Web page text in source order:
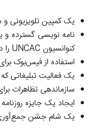
یک کمپین تلویزیونی
نامه نویسی گسترده و
کنوانسیون UNCAC را در دستور کار قرار دهند.
استفاده از فیس‌بوک
یک فعالیت تبلیغاتی که
سازماندهی تظاهرات
ایجاد یک جایزه
یک شام جشن جمع‌آوری